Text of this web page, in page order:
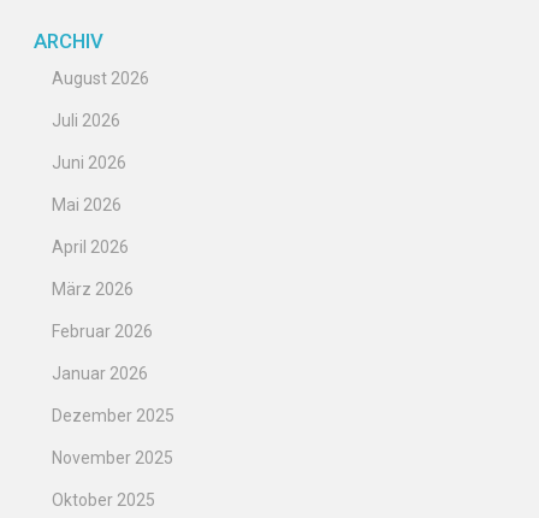
ARCHIV
August 2026
Juli 2026
Juni 2026
Mai 2026
April 2026
März 2026
Februar 2026
Januar 2026
Dezember 2025
November 2025
Oktober 2025